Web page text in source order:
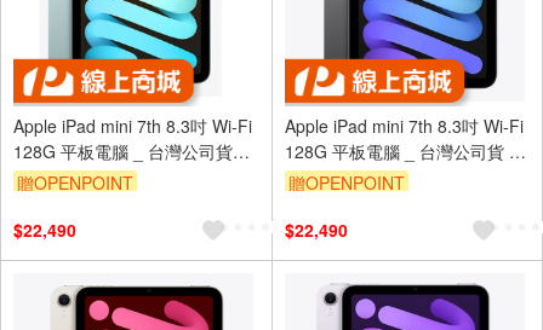
Apple iPad mini 7th 8.3吋 Wi-Fi
128G 平板電腦 _ 台灣公司貨+
專用(保貼＋背蓋)
贈OPENPOINT
$22,490
Apple iPad mini 7th 8.3吋 Wi-Fi
128G 平板電腦 _ 台灣公司貨 +
專用(保貼＋保套)
贈OPENPOINT
$22,490